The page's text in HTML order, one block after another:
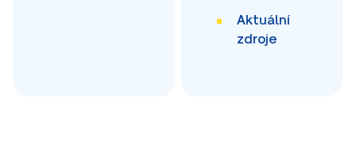
Aktuální
zdroje